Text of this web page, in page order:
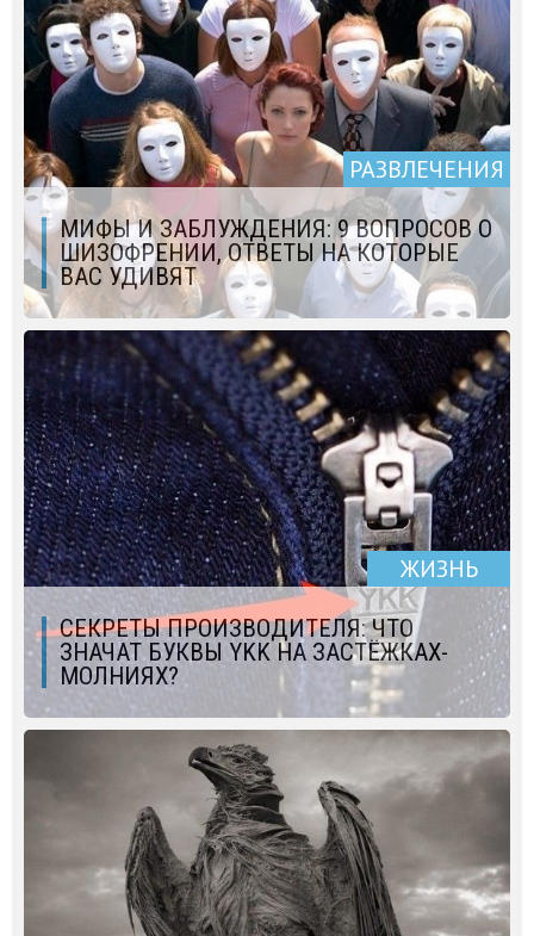
РАЗВЛЕЧЕНИЯ
МИФЫ И ЗАБЛУЖДЕНИЯ: 9 ВОПРОСОВ О
ШИЗОФРЕНИИ, ОТВЕТЫ НА КОТОРЫЕ
ВАС УДИВЯТ
ЖИЗНЬ
СЕКРЕТЫ ПРОИЗВОДИТЕЛЯ: ЧТО
ЗНАЧАТ БУКВЫ YKK НА ЗАСТЁЖКАХ-
МОЛНИЯХ?